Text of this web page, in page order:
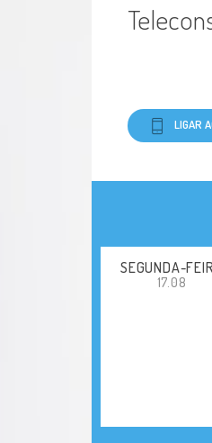
LIGAR
SEGUNDA-
17.08